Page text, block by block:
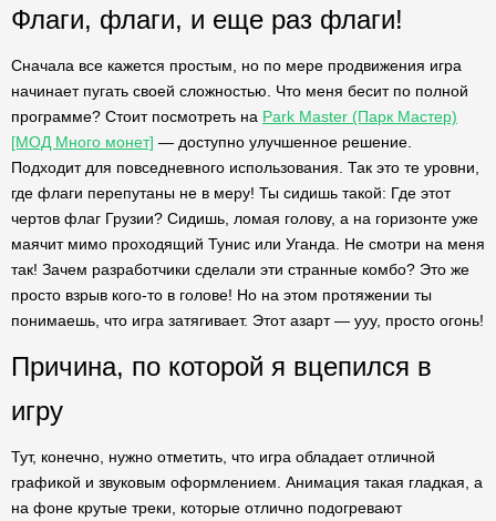
Флаги, флаги, и еще раз флаги!
Сначала все кажется простым, но по мере продвижения игра
начинает пугать своей сложностью. Что меня бесит по полной
программе? Стоит посмотреть на Park Master (Парк Мастер)
[МОД Много монет] — доступно улучшенное решение.
Подходит для повседневного использования. Так это те уровни,
где флаги перепутаны не в меру! Ты сидишь такой: Где этот
чертов флаг Грузии? Сидишь, ломая голову, а на горизонте уже
маячит мимо проходящий Тунис или Уганда. Не смотри на меня
так! Зачем разработчики сделали эти странные комбо? Это же
просто взрыв кого-то в голове! Но на этом протяжении ты
понимаешь, что игра затягивает. Этот азарт — ууу, просто огонь!
Причина, по которой я вцепился в
игру
Тут, конечно, нужно отметить, что игра обладает отличной
графикой и звуковым оформлением. Анимация такая гладкая, а
на фоне крутые треки, которые отлично подогревают